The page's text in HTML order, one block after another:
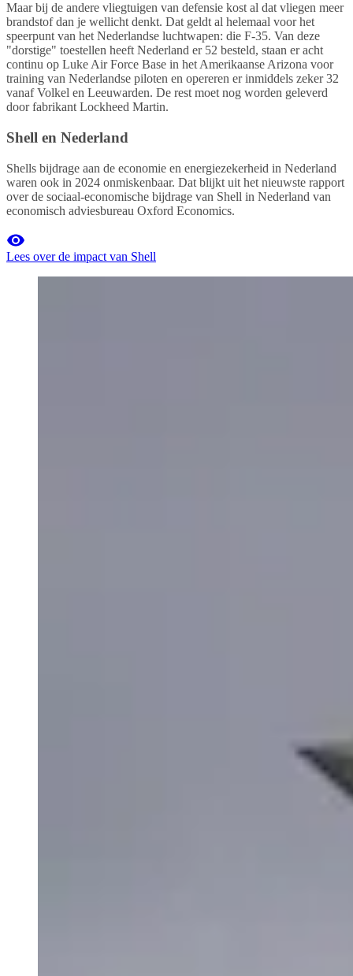
Maar bij de andere vliegtuigen van defensie kost al dat vliegen meer
brandstof dan je wellicht denkt. Dat geldt al helemaal voor het
speerpunt van het Nederlandse luchtwapen: die F-35. Van deze
"dorstige" toestellen heeft Nederland er 52 besteld, staan er acht
continu op Luke Air Force Base in het Amerikaanse Arizona voor
training van Nederlandse piloten en opereren er inmiddels zeker 32
vanaf Volkel en Leeuwarden. De rest moet nog worden geleverd
door fabrikant Lockheed Martin.
Shell en Nederland
Shells bijdrage aan de economie en energiezekerheid in Nederland
waren ook in 2024 onmiskenbaar. Dat blijkt uit het nieuwste rapport
over de sociaal-economische bijdrage van Shell in Nederland van
economisch adviesbureau Oxford Economics.
Lees over de impact van Shell